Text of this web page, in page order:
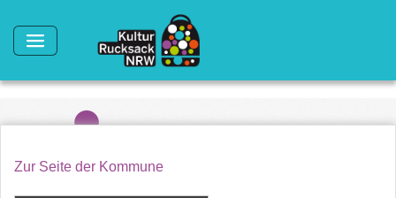
Zur Seite der Kommune